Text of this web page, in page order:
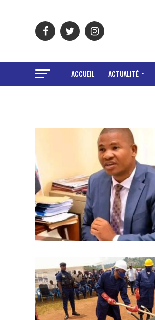
ACCUEIL ACTUALITÉ